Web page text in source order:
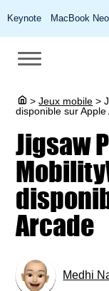
Keynote MacBook Neo
> Jeux mobile >
disponible sur Apple
Jigsaw
Arcade
Medhi